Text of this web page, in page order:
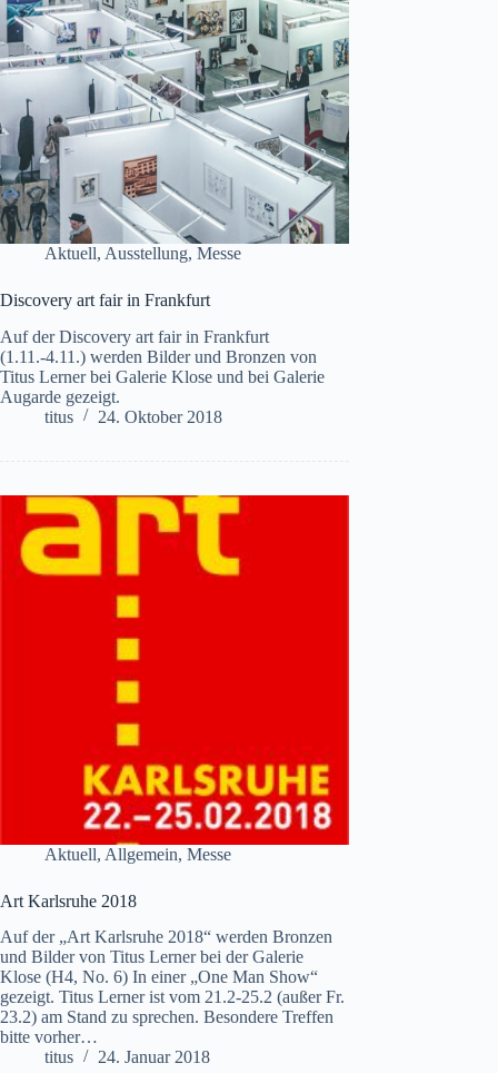
Aktuell, Ausstellung, Messe
Discovery art fair in Frankfurt
Auf der Discovery art fair in Frankfurt
(1.11.-4.11.) werden Bilder und Bronzen von
Titus Lerner bei Galerie Klose und bei Galerie
Augarde gezeigt.
titus
24. Oktober 2018
Aktuell, Allgemein, Messe
Art Karlsruhe 2018
Auf der „Art Karlsruhe 2018“ werden Bronzen
und Bilder von Titus Lerner bei der Galerie
Klose (H4, No. 6) In einer „One Man Show“
gezeigt. Titus Lerner ist vom 21.2-25.2 (außer Fr.
23.2) am Stand zu sprechen. Besondere Treffen
bitte vorher…
titus
24. Januar 2018